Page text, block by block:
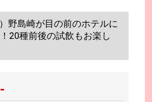
野島崎が目の前のホテルに
20種前後の試飲もお楽し
-